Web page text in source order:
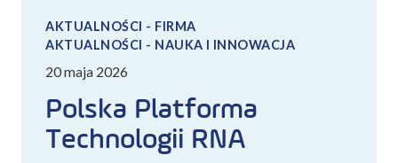
AKTUALNOŚCI - FIRMA
AKTUALNOŚCI - NAUKA I INNOWACJA
Polska Platforma
Technologii RNA
20 maja 2026